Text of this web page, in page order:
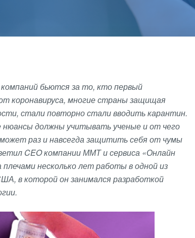
бьются за то, кто первый
коронавируса, многие страны защищая
стали повторно стали вводить карантин.
нюансы должны учитывать ученые и от чего
раз и навсегда защитить себя от чумы
CEOкомпании ММТ и сервиса «Онлайн
несколько лет работы в одной из
в которой он занимался разработкой